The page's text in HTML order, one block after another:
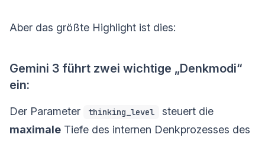
Aber das größte Highlight ist dies:
Gemini 3 führt zwei wichtige „Denkmodi“
ein:
Der Parameter thinking_level
steuert die
maximale Tiefe des internen Denkprozesses des